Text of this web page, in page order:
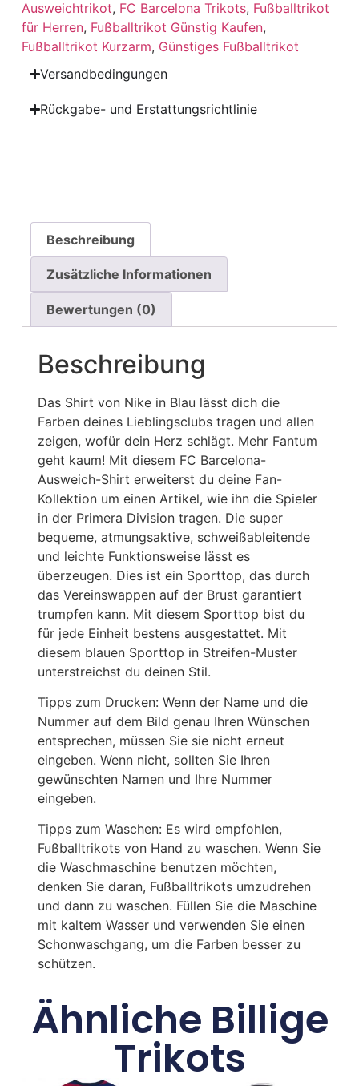
Ausweichtrikot, FC Barcelona Trikots, Fußballtrikot
für Herren, Fußballtrikot Günstig Kaufen,
Fußballtrikot Kurzarm, Günstiges Fußballtrikot
Versandbedingungen
Rückgabe- und Erstattungsrichtlinie
Beschreibung
Zusätzliche Informationen
Bewertungen (0)
Beschreibung
Das Shirt von Nike in Blau lässt dich die
Farben deines Lieblingsclubs tragen und allen
zeigen, wofür dein Herz schlägt. Mehr Fantum
geht kaum! Mit diesem FC Barcelona-
Ausweich-Shirt erweiterst du deine Fan-
Kollektion um einen Artikel, wie ihn die Spieler
in der Primera Division tragen. Die super
bequeme, atmungsaktive, schweißableitende
und leichte Funktionsweise lässt es
überzeugen. Dies ist ein Sporttop, das durch
das Vereinswappen auf der Brust garantiert
trumpfen kann. Mit diesem Sporttop bist du
für jede Einheit bestens ausgestattet. Mit
diesem blauen Sporttop in Streifen-Muster
unterstreichst du deinen Stil.
Tipps zum Drucken: Wenn der Name und die
Nummer auf dem Bild genau Ihren Wünschen
entsprechen, müssen Sie sie nicht erneut
eingeben. Wenn nicht, sollten Sie Ihren
gewünschten Namen und Ihre Nummer
eingeben.
Tipps zum Waschen: Es wird empfohlen,
Fußballtrikots von Hand zu waschen. Wenn Sie
die Waschmaschine benutzen möchten,
denken Sie daran, Fußballtrikots umzudrehen
und dann zu waschen. Füllen Sie die Maschine
mit kaltem Wasser und verwenden Sie einen
Schonwaschgang, um die Farben besser zu
schützen.
Ähnliche Billige
Trikots